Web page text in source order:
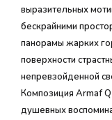
выразительных
бескрайними
панорамы жарких
поверхности
непревзойденной
Композиция Armaf
душевных